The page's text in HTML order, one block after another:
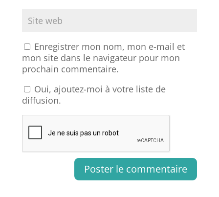
Enregistrer mon nom, mon e-mail et
mon site dans le navigateur pour mon
prochain commentaire.
Oui, ajoutez-moi à votre liste de
diffusion.